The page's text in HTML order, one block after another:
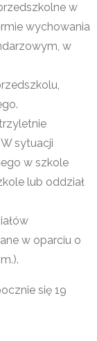
w
wychowania
w
sytuacji
w szkole
lub oddział
w oparciu o
się 19